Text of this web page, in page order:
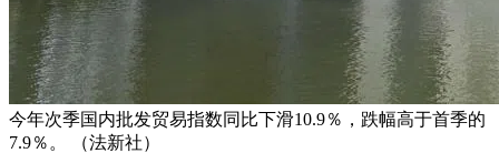
今年次季国内批发贸易指数同比下滑10.9％，跌幅高于首季的
7.9％。 （法新社）